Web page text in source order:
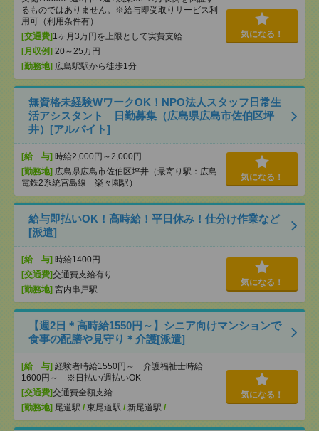
るものではありません。※給与即受取りサービス利
用可（利用条件有）
[交通費] 1ヶ月3万円を上限として実費支給
[月収例] 20～25万円
[勤務地] 広島駅駅から徒歩1分
気になる！
無資格未経験WワークOK！NPO法人スタッフ日常生
活アシスタント 日勤募集（広島県広島市佐伯区坪
井）[アルバイト]
[給 与] 時給2,000円～2,000円
[勤務地] 広島県広島市佐伯区坪井（最寄り駅：広島
電鉄2系統宮島線 楽々園駅）
気になる！
給与即払いOK！高時給！平日休み！仕分け作業など
[派遣]
[給 与] 時給1400円
[交通費]交通費支給有り
[勤務地] 宮内串戸駅
気になる！
【週2日＊高時給1550円～】シニア向けマンションで
食事の配膳や見守り＊介護[派遣]
[給 与] 経験者時給1550円～ 介護福祉士時給
1600円～ ※日払い/週払いOK
[交通費]交通費全額支給
[勤務地] 尾道駅 / 東尾道駅 / 新尾道駅 / …
気になる！